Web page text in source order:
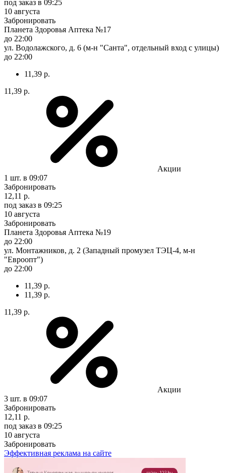
под заказ в 09:25
10 августа
Забронировать
Планета Здоровья Аптека №17
до 22:00
ул. Водолажского, д. 6 (м-н "Санта", отдельный вход с улицы)
до 22:00
11,39 р.
11,39 р.
Акции
1 шт. в 09:07
Забронировать
12,11 р.
под заказ в 09:25
10 августа
Забронировать
Планета Здоровья Аптека №19
до 22:00
ул. Монтажников, д. 2 (Западный промузел ТЭЦ-4, м-н
"Евроопт")
до 22:00
11,39 р.
11,39 р.
11,39 р.
Акции
3 шт. в 09:07
Забронировать
12,11 р.
под заказ в 09:25
10 августа
Забронировать
Эффективная реклама на сайте